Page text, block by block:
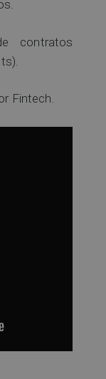
contratos
Fintech.